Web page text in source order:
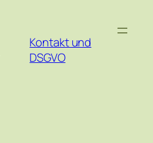
Kontakt und
DSGVO